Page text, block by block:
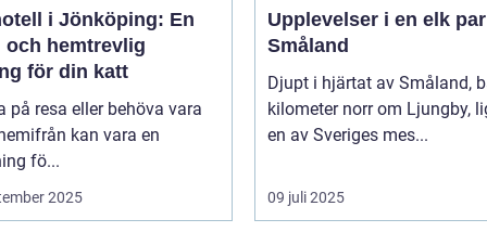
i Jönköping: En
och hemtrevlig
för din katt
på resa eller behöva vara
kan vara en
fö...
2025
Upplevelser i en elk
Småland
Djupt i hjärtat av Småland,
kilometer norr om Ljungby,
en av Sveriges mes...
09 juli 2025